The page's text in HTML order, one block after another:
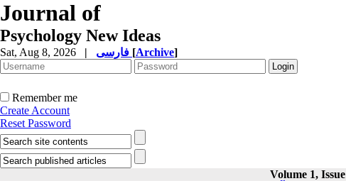
Journal of
Psychology New Ideas
Sat, Aug 8, 2026 | [Archive]
Remember me
Create Account
Reset Password
Volume 1,